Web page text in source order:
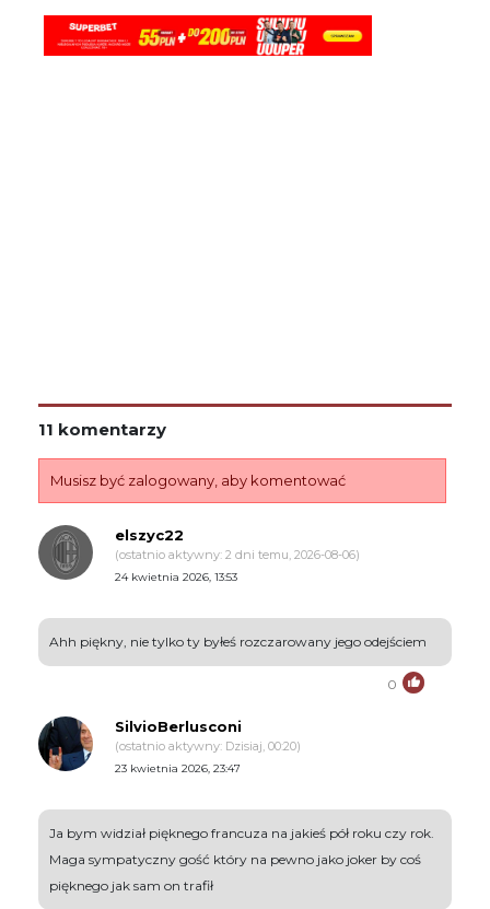
11 komentarzy
Musisz być zalogowany, aby komentować
elszyc22
(ostatnio aktywny: 2 dni temu, 2026-08-06)
24 kwietnia 2026, 13:53
Ahh piękny, nie tylko ty byłeś rozczarowany jego odejściem
0
SilvioBerlusconi
(ostatnio aktywny: Dzisiaj, 00:20)
23 kwietnia 2026, 23:47
Ja bym widział pięknego francuza na jakieś pół roku czy rok.
Maga sympatyczny gość który na pewno jako joker by coś
pięknego jak sam on trafił